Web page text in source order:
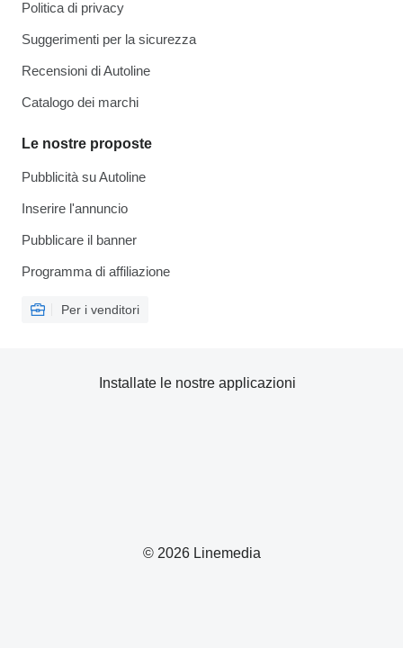
Politica di privacy
Suggerimenti per la sicurezza
Recensioni di Autoline
Catalogo dei marchi
Le nostre proposte
Pubblicità su Autoline
Inserire l'annuncio
Pubblicare il banner
Programma di affiliazione
Per i venditori
© 2026 Linemedia
Installate le nostre applicazioni